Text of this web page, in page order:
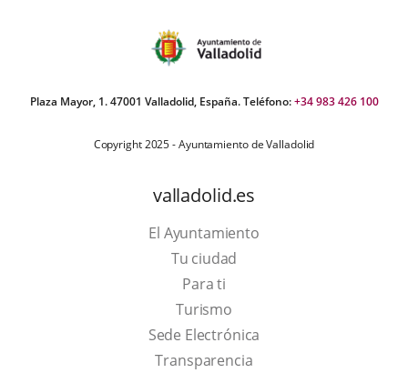
Plaza Mayor, 1. 47001 Valladolid, España. Teléfono:+34 983 426 100
Copyright 2025 - Ayuntamiento de Valladolid
valladolid.es
El Ayuntamiento
Tu ciudad
Para ti
TurismoThis
link
will
Sede Electrónica
Transparencia